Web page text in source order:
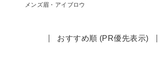
メンズ眉・アイブロウ
おすすめ順 (PR優先表示)